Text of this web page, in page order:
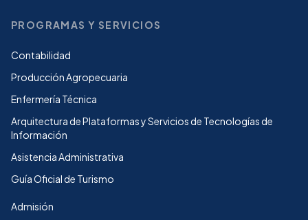
PROGRAMAS Y SERVICIOS
Contabilidad
Producción Agropecuaria
Enfermería Técnica
Arquitectura de Plataformas y Servicios de Tecnologías de
Información
Asistencia Administrativa
Guía Oficial de Turismo
Admisión